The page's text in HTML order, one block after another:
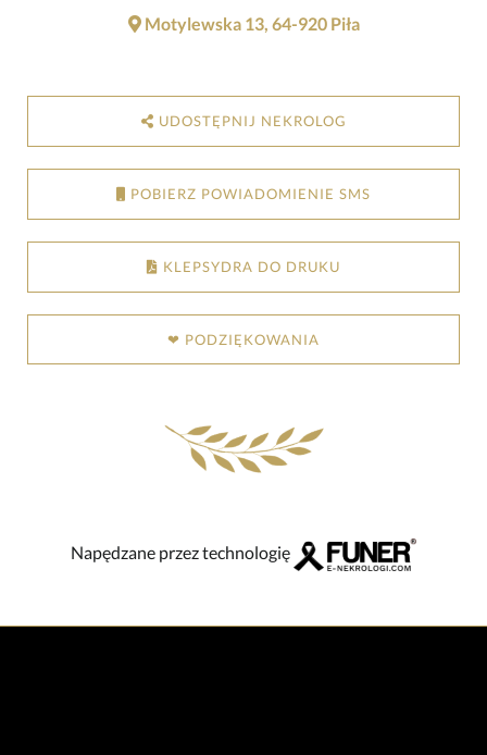
Motylewska 13, 64-920 Piła
UDOSTĘPNIJ NEKROLOG
POBIERZ POWIADOMIENIE SMS
KLEPSYDRA DO DRUKU
❤ PODZIĘKOWANIA
Napędzane przez technologię